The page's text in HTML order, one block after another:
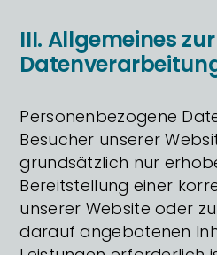
III. Allgemeines zur
Personenbezogene
Besucher unserer
grundsätzlich nur
Bereitstellung einer
unserer Website oder
darauf angebotenen